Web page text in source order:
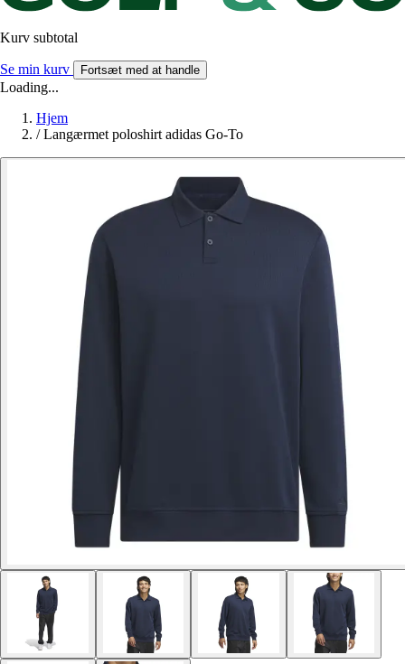
Kurv subtotal
Se min kurv Fortsæt med at handle
Loading...
Hjem
/ Langærmet poloshirt adidas Go-To